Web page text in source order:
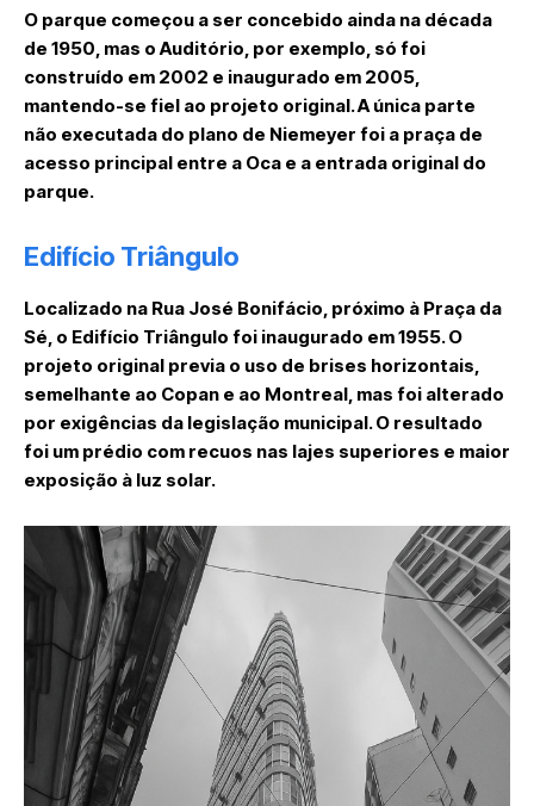
O parque começou a ser concebido ainda na década
de 1950, mas o Auditório, por exemplo, só foi
construído em 2002 e inaugurado em 2005,
mantendo-se fiel ao projeto original. A única parte
não executada do plano de Niemeyer foi a praça de
acesso principal entre a Oca e a entrada original do
parque.
Edifício Triângulo
Localizado na Rua José Bonifácio, próximo à Praça da
Sé, o Edifício Triângulo foi inaugurado em 1955. O
projeto original previa o uso de brises horizontais,
semelhante ao Copan e ao Montreal, mas foi alterado
por exigências da legislação municipal. O resultado
foi um prédio com recuos nas lajes superiores e maior
exposição à luz solar.